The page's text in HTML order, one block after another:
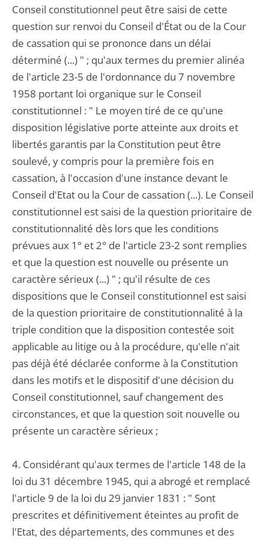
Conseil constitutionnel peut être saisi de cette
question sur renvoi du Conseil d'État ou de la Cour
de cassation qui se prononce dans un délai
déterminé (...) " ; qu'aux termes du premier alinéa
de l'article 23-5 de l'ordonnance du 7 novembre
1958 portant loi organique sur le Conseil
constitutionnel : " Le moyen tiré de ce qu'une
disposition législative porte atteinte aux droits et
libertés garantis par la Constitution peut être
soulevé, y compris pour la première fois en
cassation, à l'occasion d'une instance devant le
Conseil d'Etat ou la Cour de cassation (...). Le Conseil
constitutionnel est saisi de la question prioritaire de
constitutionnalité dès lors que les conditions
prévues aux 1° et 2° de l'article 23-2 sont remplies
et que la question est nouvelle ou présente un
caractère sérieux (...) " ; qu'il résulte de ces
dispositions que le Conseil constitutionnel est saisi
de la question prioritaire de constitutionnalité à la
triple condition que la disposition contestée soit
applicable au litige ou à la procédure, qu'elle n'ait
pas déjà été déclarée conforme à la Constitution
dans les motifs et le dispositif d'une décision du
Conseil constitutionnel, sauf changement des
circonstances, et que la question soit nouvelle ou
présente un caractère sérieux ;
4. Considérant qu'aux termes de l'article 148 de la
loi du 31 décembre 1945, qui a abrogé et remplacé
l'article 9 de la loi du 29 janvier 1831 : " Sont
prescrites et définitivement éteintes au profit de
l'Etat, des départements, des communes et des